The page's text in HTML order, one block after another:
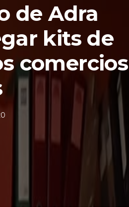
de Adra
kits de
comercios